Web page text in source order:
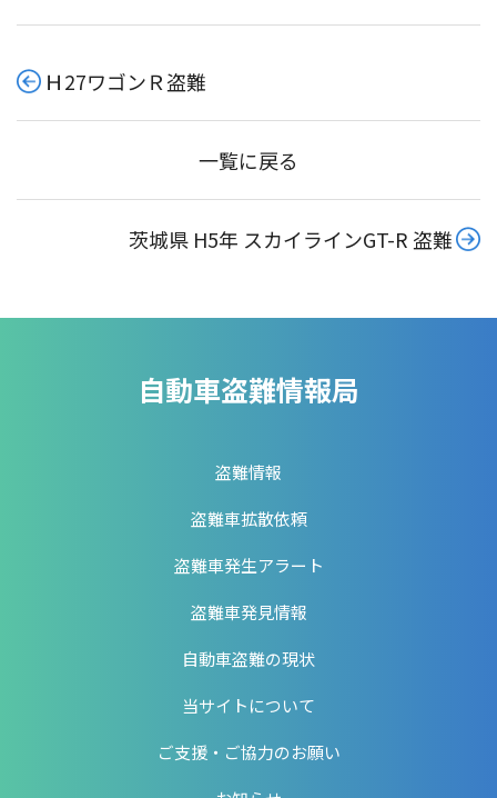
Ｈ27ワゴンＲ盗難
一覧に戻る
茨城県 H5年 スカイラインGT-R 盗難
自動車盗難情報局
盗難情報
盗難車拡散依頼
盗難車発生アラート
盗難車発見情報
自動車盗難の現状
当サイトについて
ご支援・ご協力のお願い